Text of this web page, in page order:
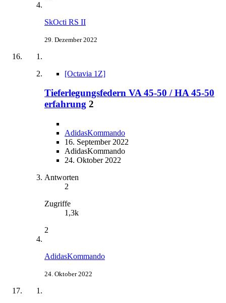
SkOcti RS II
29. Dezember 2022
[Octavia 1Z]
Tieferlegungsfedern VA 45-50 / HA 45-50
erfahrung 2
AdidasKommando
16. September 2022
AdidasKommando
24. Oktober 2022
Antworten
2
Zugriffe
1,3k
2
AdidasKommando
24. Oktober 2022